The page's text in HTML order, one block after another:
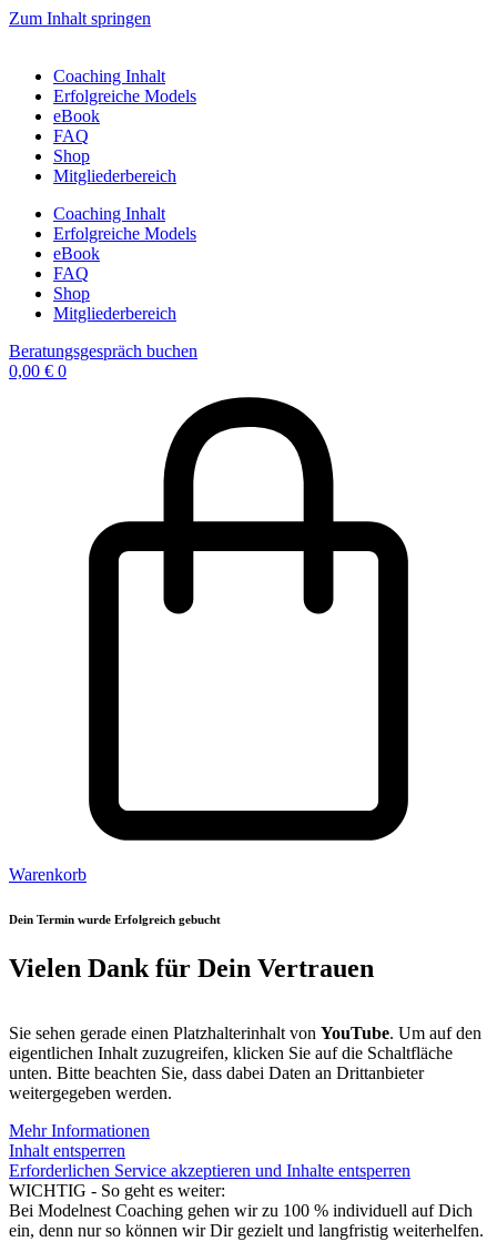
Zum Inhalt springen
Coaching Inhalt
Erfolgreiche Models
eBook
FAQ
Shop
Mitgliederbereich
Coaching Inhalt
Erfolgreiche Models
eBook
FAQ
Shop
Mitgliederbereich
Beratungsgespräch buchen
0,00 € 0
Warenkorb
Dein Termin wurde Erfolgreich gebucht
Vielen Dank für Dein Vertrauen
Sie sehen gerade einen Platzhalterinhalt von YouTube. Um auf den
eigentlichen Inhalt zuzugreifen, klicken Sie auf die Schaltfläche
unten. Bitte beachten Sie, dass dabei Daten an Drittanbieter
weitergegeben werden.
Mehr Informationen
Inhalt entsperren
Erforderlichen Service akzeptieren und Inhalte entsperren
WICHTIG - So geht es weiter:
Bei Modelnest Coaching gehen wir zu 100 % individuell auf Dich
ein, denn nur so können wir Dir gezielt und langfristig weiterhelfen.